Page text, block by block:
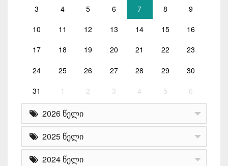
3 4 5 6 7 8 9
10 11 12 13 14 15 16
17 18 19 20 21 22 23
24 25 26 27 28 29 30
31 1 2 3 4 5 6
2026 წელი
2025 წელი
2024 წელი